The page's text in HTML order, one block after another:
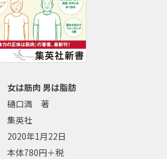
女は筋肉 男は脂肪
樋口満 著
集英社
2020年1月22日
本体780円＋税